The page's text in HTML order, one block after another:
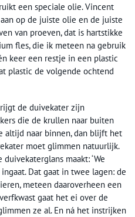
een speciale olie. Vincent
op de juiste olie en de juiste
van proeven, dat is hartstikke
fles, die ik meteen na gebruik
keer een restje in een plastic
plastic de volgende ochtend
de duivekater zijn
die de krullen naar buiten
altijd naar binnen, dan blijft het
moet glimmen natuurlijk.
maakt: ‘We
Dat gaat in twee lagen: de
meteen daaroverheen een
gaat het ei over de
ze al. En ná het instrijken